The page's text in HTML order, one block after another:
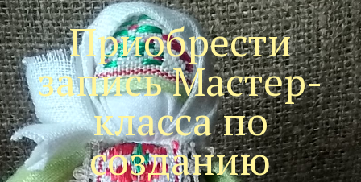
Приобрести
запись Мастер-
класса по
созданию